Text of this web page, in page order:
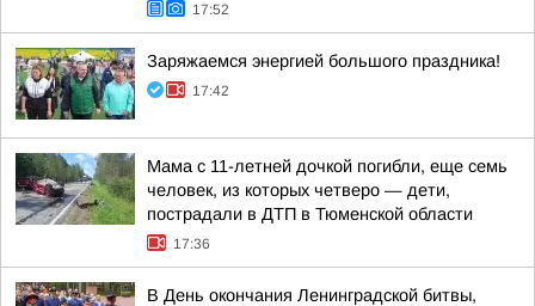
17:52
Заряжаемся энергией большого праздника!
17:42
Мама с 11-летней дочкой погибли, еще семь
человек, из которых четверо — дети,
пострадали в ДТП в Тюменской области
17:36
В День окончания Ленинградской битвы,